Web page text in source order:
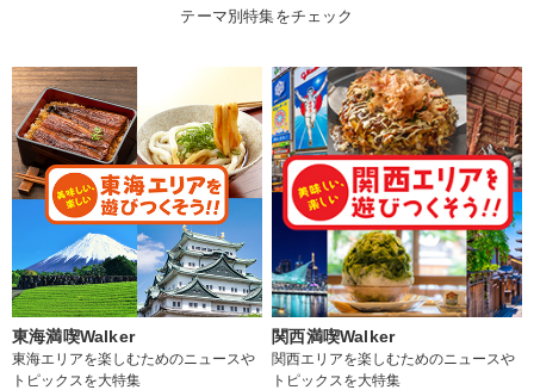
テーマ別特集をチェック
東海満喫Walker
東海エリアを楽しむためのニュースや
トピックスを大特集
関西満喫Walker
関西エリアを楽しむためのニュースや
トピックスを大特集